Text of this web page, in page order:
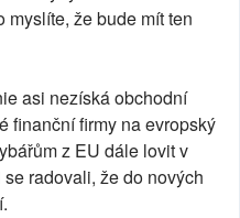
myslíte, že bude mít ten
asi nezíská obchodní
finanční firmy na evropský
z EU dále lovit v
radovali, že do nových